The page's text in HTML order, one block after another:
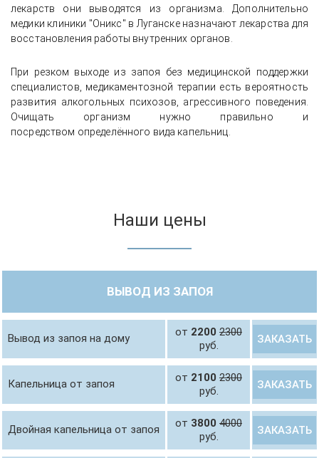
лекарств они выводятся из организма. Дополнительно
медики клиники "Оникс" в Луганске назначают лекарства для
восстановления работы внутренних органов.
При резком выходе из запоя без медицинской поддержки
специалистов, медикаментозной терапии есть вероятность
развития алкогольных психозов, агрессивного поведения.
Очищать организм нужно правильно и
посредством определённого вида капельниц.
Наши цены
ВЫВОД ИЗ ЗАПОЯ
Вывод из запоя на дому от 2200 2300
руб.
ЗАКАЗАТЬ
Капельница от запоя от 2100 2300
руб.
ЗАКАЗАТЬ
Двойная капельница от запоя от 3800 4000
руб.
ЗАКАЗАТЬ